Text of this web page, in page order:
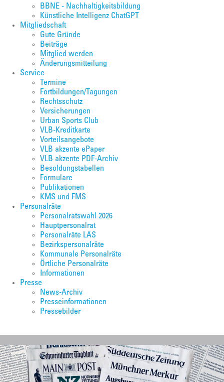
BBNE - Nachhaltigkeitsbildung
Künstliche Intelligenz ChatGPT
Mitgliedschaft
Gute Gründe
Beiträge
Mitglied werden
Änderungsmitteilung
Service
Termine
Fortbildungen/Tagungen
Rechtsschutz
Versicherungen
Urban Sports Club
VLB-Kreditkarte
Vorteilsangebote
VLB akzente ePaper
VLB akzente PDF-Archiv
Besoldungstabellen
Formulare
Publikationen
KMS und FMS
Personalräte
Personalratswahl 2026
Hauptpersonalrat
Personalräte LAS
Bezirkspersonalräte
Kommunale Personalräte
Örtliche Personalräte
Informationen
Presse
News-Archiv
Presseinformationen
Pressebilder